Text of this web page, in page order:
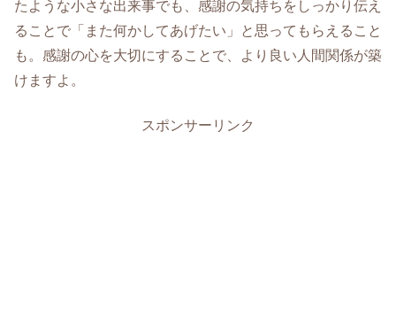
たような小さな出来事でも、感謝の気持ちをしっかり伝え
ることで「また何かしてあげたい」と思ってもらえること
も。感謝の心を大切にすることで、より良い人間関係が築
けますよ。
スポンサーリンク